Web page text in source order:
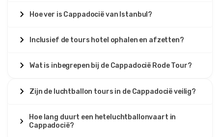
Hoe ver is Cappadocië van Istanbul?
Inclusief de tours hotel ophalen en afzetten?
Wat is inbegrepen bij de Cappadocië Rode Tour?
Zijn de luchtballon tours in de Cappadocië veilig?
Hoe lang duurt een heteluchtballonvaart in
Cappadocië?